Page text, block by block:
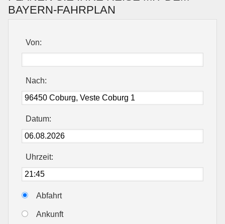
BAYERN-FAHRPLAN
Von:
Nach:
Datum:
Uhrzeit:
Abfahrt
Ankunft